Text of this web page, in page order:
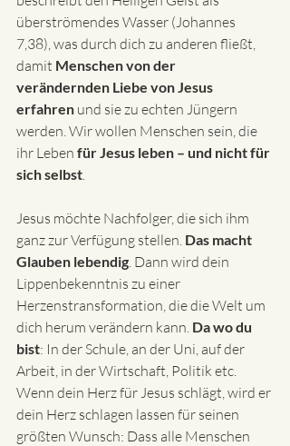
überströmendes Wasser (Johannes
7,38), was durch dich zu anderen fließt,
damit Menschen von der
verändernden Liebe von Jesus
erfahren und sie zu echten Jüngern
werden. Wir wollen Menschen sein, die
ihr Leben für Jesus leben – und nicht für
sich selbst.
Jesus möchte Nachfolger, die sich ihm
ganz zur Verfügung stellen. Das macht
Glauben lebendig. Dann wird dein
Lippenbekenntnis zu einer
Herzenstransformation, die die Welt um
dich herum verändern kann. Da wo du
bist: In der Schule, an der Uni, auf der
Arbeit, in der Wirtschaft, Politik etc.
Wenn dein Herz für Jesus schlägt, wird er
dein Herz schlagen lassen für seinen
größten Wunsch: Dass alle Menschen